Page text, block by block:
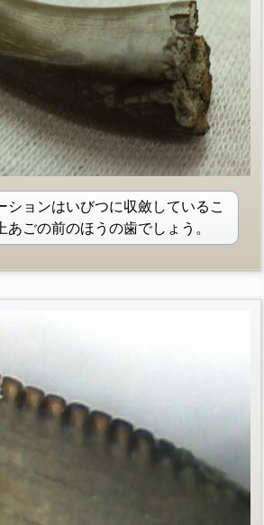
ションはいびつに収斂しているこ
あごの前のほうの歯でしょう。